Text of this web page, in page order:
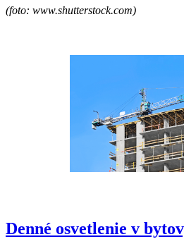
(foto: www.shutterstock.com)
Denné osvetlenie v